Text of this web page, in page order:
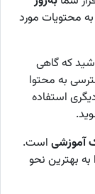
محتویات مورد
که گاهی
به محتوا
استفاده
آموزشی است.
به بهترین نحو